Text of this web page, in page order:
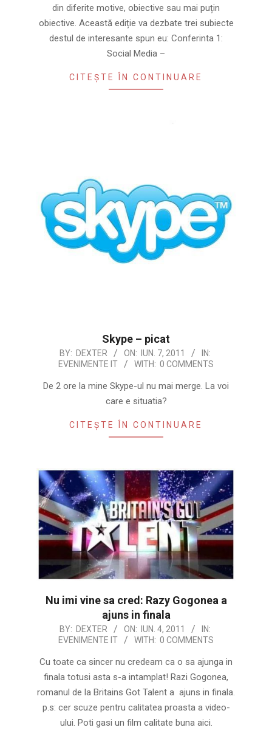
din diferite motive, obiective sau mai puțin
obiective. Această ediție va dezbate trei subiecte
destul de interesante spun eu: Conferinta 1:
Social Media –
CITEȘTE ÎN CONTINUARE
Skype – picat
07
BY: DEXTER ON: IUN. 7, 2011
IN:
EVENIMENTE IT
WITH: 0 COMMENTS
De 2 ore la mine Skype-ul nu mai merge. La voi
care e situatia?
CITEȘTE ÎN CONTINUARE
Nu imi vine sa cred: Razy Gogonea a
ajuns in finala
04
BY: DEXTER ON: IUN. 4, 2011
IN:
EVENIMENTE IT
WITH: 0 COMMENTS
Cu toate ca sincer nu credeam ca o sa ajunga in
finala totusi asta s-a intamplat! Razi Gogonea,
romanul de la Britains Got Talent a ajuns in finala.
p.s: cer scuze pentru calitatea proasta a video-
ului. Poti gasi un film calitate buna aici.